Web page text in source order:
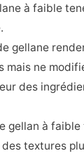
à faible
gellane
mais ne
des
gellan à faible
textures